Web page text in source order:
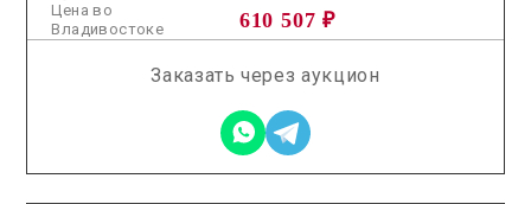
610 507 ₽
Цена во
Владивостоке
Заказать через аукцион